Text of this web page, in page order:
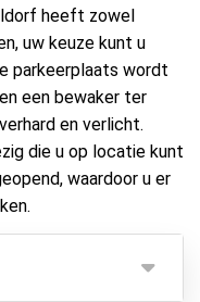
heeft zowel
uw keuze kunt u
parkeerplaats wordt
een bewaker ter
en verlicht.
die u op locatie kunt
waardoor u er